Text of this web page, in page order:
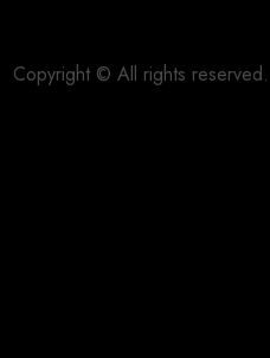
Copyright © All rights reserved.